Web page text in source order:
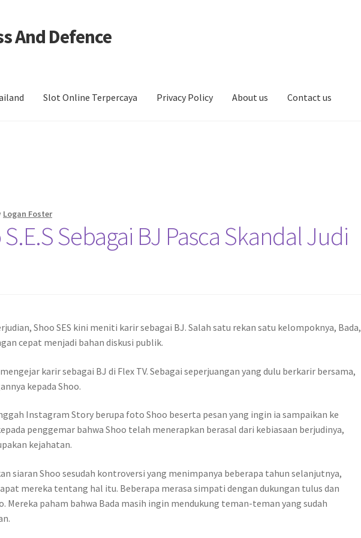
And Defence
Slot Online Terpercaya Privacy Policy About us Contact us
Logan Foster
Sebagai BJ Pasca Skandal Judi
Shoo SES kini meniti karir sebagai BJ. Salah satu rekan satu kelompoknya, Bada,
cepat menjadi bahan diskusi publik.
karir sebagai BJ di Flex TV. Sebagai seperjuangan yang dulu berkarir bersama,
kepada Shoo.
Instagram Story berupa foto Shoo beserta pesan yang ingin ia sampaikan ke
penggemar bahwa Shoo telah menerapkan berasal dari kebiasaan berjudinya,
kejahatan.
siaran Shoo sesudah kontroversi yang menimpanya beberapa tahun selanjutnya,
mereka tentang hal itu. Beberapa merasa simpati dengan dukungan tulus dan
Mereka paham bahwa Bada masih ingin mendukung teman-teman yang sudah